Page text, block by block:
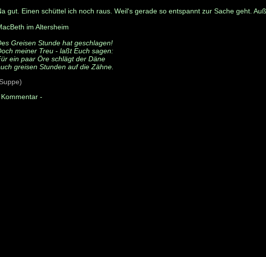
gut. Einen schüttel ich noch raus. Weil's gerade so entspannt zur Sache geht.
im Altersheim
Greisen Stunde hat geschlagen!
meiner Treu - laßt Euch sagen:
ein paar Öre schlägt der Däne
greisen Stunden auf die Zähne.
Kommentar -